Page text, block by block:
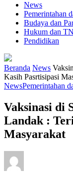
News
Pemerintahan
Budaya dan
Hukum dan
Pendidikan
Beranda News
Kasih Pasrtisipasi
NewsPemerintahan
Vaksinasi di
Landak :
Masyarakat